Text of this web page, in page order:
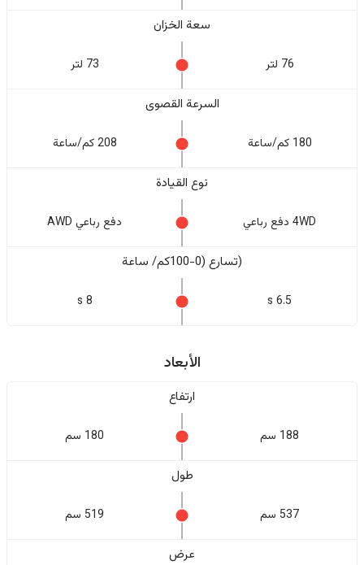
سعة الخزان
76 لتر 73 لتر
السرعة القصوى
180 كم/ساعة 208 كم/ساعة
نوع القيادة
4WD دفع رباعي دفع رباعي AWD
(تسارع (0-100كم/ ساعة
6.5 s
8 s
الأبعاد
ارتفاع
188 سم 180 سم
طول
537 سم 519 سم
عرض